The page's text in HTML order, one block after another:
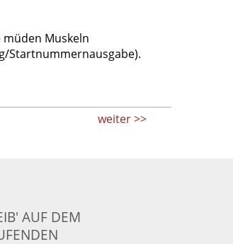
müden Muskeln
Startnummernausgabe).
weiter >>
AUF DEM